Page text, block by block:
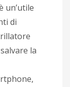
un’utile
di
la